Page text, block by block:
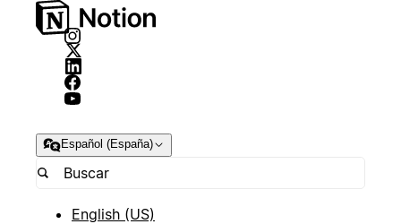
Español (España)
English (US)